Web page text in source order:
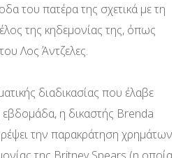
του πατέρα της σχετικά με τη
της κηδεμονίας της, όπως
Λος Άντζελες.
διαδικασίας που έλαβε
η δικαστής Brenda
την παρακράτηση χρημάτων